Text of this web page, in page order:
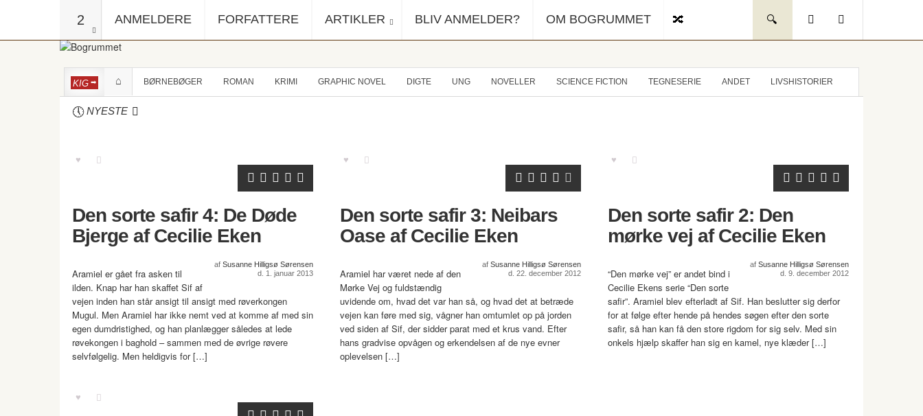
2 ANMELDERE FORFATTERE ARTIKLER BLIV ANMELDER? OM BOGRUMMET
KIG BØRNEBØGER ROMAN KRIMI GRAPHIC NOVEL DIGTE UNG NOVELLER SCIENCE FICTION TEGNESERIE ANDET LIVSHISTORIER
NYESTE
Den sorte safir 4: De Døde
Bjerge af Cecilie Eken
af Susanne Hilligsø Sørensen
d. 1. januar 2013
Aramiel er gået fra asken til
ilden. Knap har han skaffet Sif af
vejen inden han står ansigt til ansigt med røverkongen
Mugul. Men Aramiel har ikke nemt ved at komme af med sin
egen dumdristighed, og han planlægger således at lede
røvekongen i baghold – sammen med de øvrige røvere
selvfølgelig. Men heldigvis for […]
Den sorte safir 3: Neibars
Oase af Cecilie Eken
af Susanne Hilligsø Sørensen
d. 22. december 2012
Aramiel har været nede af den
Mørke Vej og fuldstændig
uvidende om, hvad det var han så, og hvad det at betræde
vejen kan føre med sig, vågner han omtumlet op på jorden
ved siden af Sif, der sidder parat med et krus vand. Efter
hans gradvise opvågen og erkendelsen af de nye evner
oplevelsen […]
Den sorte safir 2: Den
mørke vej af Cecilie Eken
af Susanne Hilligsø Sørensen
d. 9. december 2012
“Den mørke vej” er andet bind i
Cecilie Ekens serie “Den sorte
safir”. Aramiel blev efterladt af Sif. Han beslutter sig derfor
for at følge efter hende på hendes søgen efter den sorte
safir, så han kan få den store rigdom for sig selv. Med sin
onkels hjælp skaffer han sig en kamel, nye klæder […]